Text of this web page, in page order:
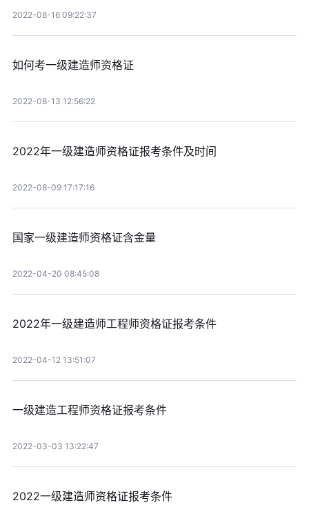
2022-08-16 09:22:37
如何考一级建造师资格证
2022-08-13 12:56:22
2022年一级建造师资格证报考条件及时间
2022-08-09 17:17:16
国家一级建造师资格证含金量
2022-04-20 08:45:08
2022年一级建造师工程师资格证报考条件
2022-04-12 13:51:07
一级建造工程师资格证报考条件
2022-03-03 13:22:47
2022一级建造师资格证报考条件